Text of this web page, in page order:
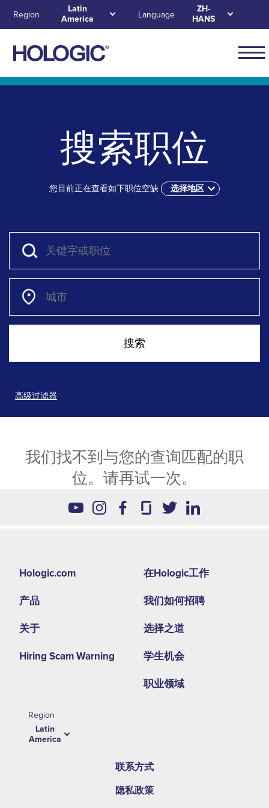
content
Skip to main content
Skip to main menu tabs for megamenu
Skip to sitemap
Region
Latin
America
Language
ZH-
HANS
for
搜索职位
您目前正在查看如下职位空缺 选择地区
高级过滤器
我们找不到与您的查询匹配的职
位。请再试一次。
Hologic.com
产品
关于
Hiring Scam Warning
Region
Latin
America
Footer
second
menu
-
LA
在Hologic工作
我们如何招聘
选择之道
学生机会
职业领域
联系方式
隐私政策